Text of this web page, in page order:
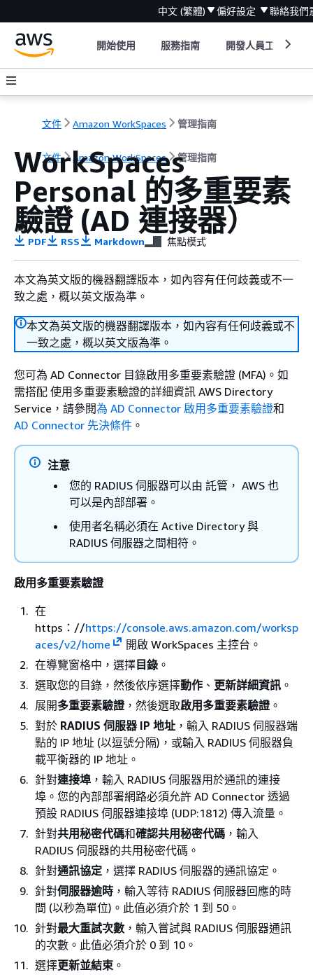
中文 (繁體) 偏好設定 聯絡我們
開始使用 服務指南 開發人員工具
文件 Amazon WorkSpaces 管理指南
文件 Amazon WorkSpaces 管理指南
WorkSpaces
Personal 的多重要素
驗證 (AD 連接器）
PDF RSS Markdown 焦點模式
本文為英文版的機器翻譯版本，如內容有任何歧義或不一
致之處，概以英文版為準。
本文為英文版的機器翻譯版本，如內容有任何歧義或不
一致之處，概以英文版為準。
您可為 AD Connector 目錄啟用多重要素驗證 (MFA)。如
需搭配 使用多重要素驗證的詳細資訊 AWS Directory
Service，請參閱為 AD Connector 啟用多重要素驗證和
AD Connector 先決條件 。
注意
您的 RADIUS 伺服器可以由 託管， AWS 也
可以是內部部署。
使用者名稱必須在 Active Directory 與
RADIUS 伺服器之間相符。
啟用多重要素驗證
在
https：//https://console.aws.amazon.com/worksp
aces/v2/home
開啟 WorkSpaces 主控台。
在導覽窗格中，選擇 目錄 。
選取您的目錄，然後依序選擇動作 、 更新詳細資訊 。
展開多重要素驗證 ，然後選取啟用多重要素驗證 。
對於 RADIUS 伺服器 IP 地址 ，輸入 RADIUS 伺服器端
點的 IP 地址 (以逗號分隔)，或輸入 RADIUS 伺服器負
載平衡器的 IP 地址。
針對連接埠 ，輸入 RADIUS 伺服器用於通訊的連接
埠。您的內部部署網路必須允許 AD Connector 透過
預設 RADIUS 伺服器連接埠 (UDP:1812) 傳入流量。
針對共用秘密代碼和確認共用秘密代碼 ，輸入
RADIUS 伺服器的共用秘密代碼。
針對通訊協定 ，選擇 RADIUS 伺服器的通訊協定。
針對伺服器逾時 ，輸入等待 RADIUS 伺服器回應的時
間 (以秒為單位)。此值必須介於 1 到 50。
針對最大重試次數 ，輸入嘗試與 RADIUS 伺服器通訊
的次數。此值必須介於 0 到 10。
選擇更新並結束。